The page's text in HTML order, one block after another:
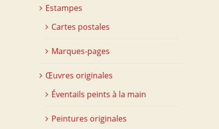
Estampes
Cartes postales
Marques-pages
Œuvres originales
Éventails peints à la main
Peintures originales